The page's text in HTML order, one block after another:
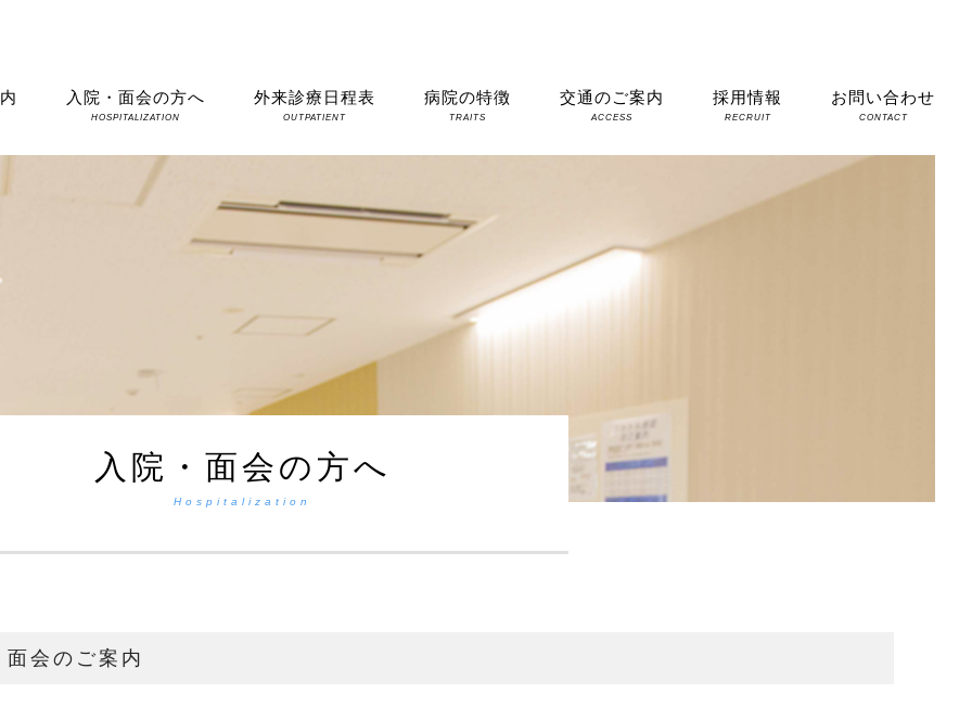
お問い合わせ
CONTACT
採用情報
RECRUIT
交通のご案内
ACCESS
病院の特徴
TRAITS
外来診療日程表
OUTPATIENT
入院・面会の方へ
HOSPITALIZATION
入院・面会の方へ
Hospitalization
面会のご案内